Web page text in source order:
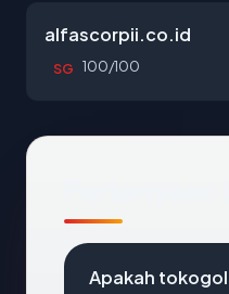
alfascorpii.co.id
SG 100/100
Apakah